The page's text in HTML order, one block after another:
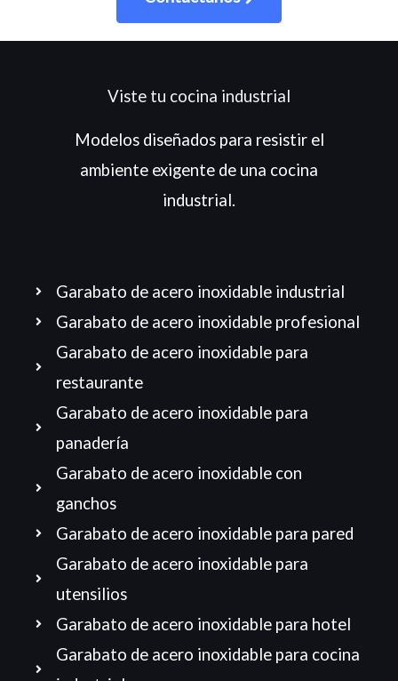
Viste tu cocina industrial
Modelos diseñados para resistir el
ambiente exigente de una cocina
industrial.
Garabato de acero inoxidable industrial
Garabato de acero inoxidable profesional
Garabato de acero inoxidable para
restaurante
Garabato de acero inoxidable para
panadería
Garabato de acero inoxidable con
ganchos
Garabato de acero inoxidable para pared
Garabato de acero inoxidable para
utensilios
Garabato de acero inoxidable para hotel
Garabato de acero inoxidable para cocina